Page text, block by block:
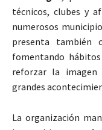
técnicos, clubes y
numerosos
presenta también
fomentando
reforzar la imagen
grandes
La organización